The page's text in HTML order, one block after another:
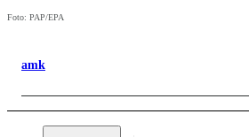
Foto: PAP/EPA
amk